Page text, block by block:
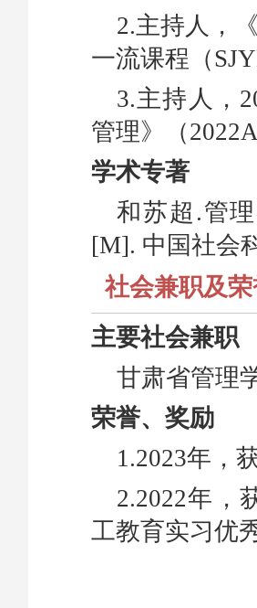
2.主持人，
一流课程（
3.主持人，
管理》（
学术专著
和苏超 .管
[M]. 中国社会
社会兼职及
主要社会兼职
甘肃省管理
荣誉、奖励
1.2023年，
2.2022年，
工教育实习优